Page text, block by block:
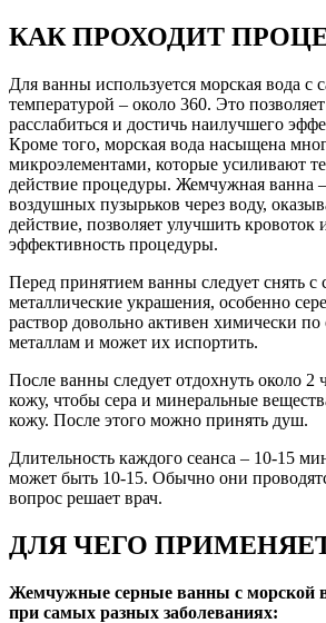
КАК ПРОХОДИТ
Для ванны используется морская вода с
температурой – около 360. Это
расслабиться и достичь наилучшего
Кроме того, морская вода насыщена
микроэлементами, которые усиливают
действие процедуры. Жемчужная ванна
воздушных пузырьков через воду,
действие, позволяет улучшить кровоток
эффективность процедуры.
Перед принятием ванны следует снять с
металлические украшения, особенно
раствор довольно активен химически
металлам и может их испортить.
После ванны следует отдохнуть около 2
кожу, чтобы сера и минеральные
кожу. После этого можно принять душ.
Длительность каждого сеанса – 10-15
может быть 10-15. Обычно они
вопрос решает врач.
ДЛЯ ЧЕГО
Жемчужные серные ванны с морской
при самых разных заболеваниях: